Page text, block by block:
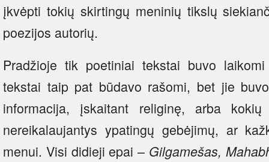
įkvėpti tokių skirtingų meninių tikslų
poezijos autorių.
Pradžioje tik poetiniai tekstai buvo laikomi
tekstai taip pat būdavo rašomi, bet jie
informacija, įskaitant religinę, arba
nereikalaujantys ypatingų gebėjimų, ar
menui. Visi didieji epai – Gilgamešas,